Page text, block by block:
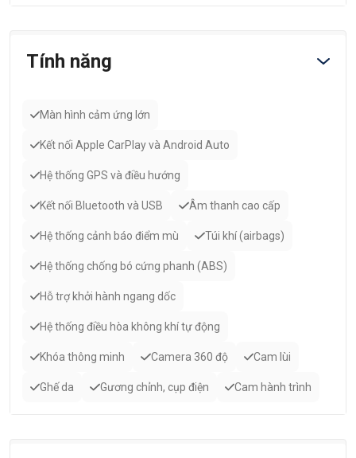
Tính năng
Màn hình cảm ứng lớn
Kết nối Apple CarPlay và Android Auto
Hệ thống GPS và điều hướng
Kết nối Bluetooth và USB Âm thanh cao cấp
Hệ thống cảnh báo điểm mù Túi khí (airbags)
Hệ thống chống bó cứng phanh (ABS)
Hỗ trợ khởi hành ngang dốc
Hệ thống điều hòa không khí tự động
Khóa thông minh Camera 360 độ Cam lùi
Ghế da Gương chỉnh, cụp điện Cam hành trình